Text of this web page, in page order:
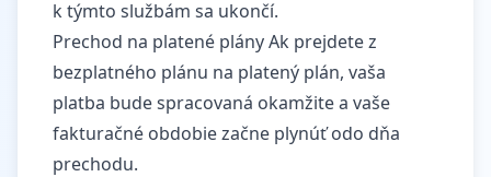
k týmto službám sa ukončí.
Prechod na platené plány Ak prejdete z
bezplatného plánu na platený plán, vaša
platba bude spracovaná okamžite a vaše
fakturačné obdobie začne plynúť odo dňa
prechodu.